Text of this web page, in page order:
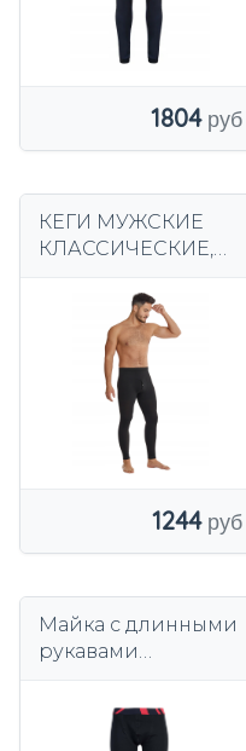
1804
КЕГИ МУЖСКИЕ
КЛАССИЧЕСКИЕ,
НЕВИДИМЫЕ С
РАЗРЕЗОМ
*XXL/3XL
1244
Майка с длинными
рукавами